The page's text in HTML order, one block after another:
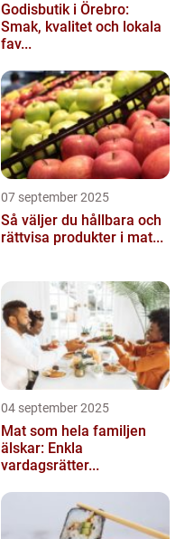
Godisbutik i Örebro:
Smak, kvalitet och lokala
fav...
07 september 2025
Så väljer du hållbara och
rättvisa produkter i mat...
04 september 2025
Mat som hela familjen
älskar: Enkla
vardagsrätter...